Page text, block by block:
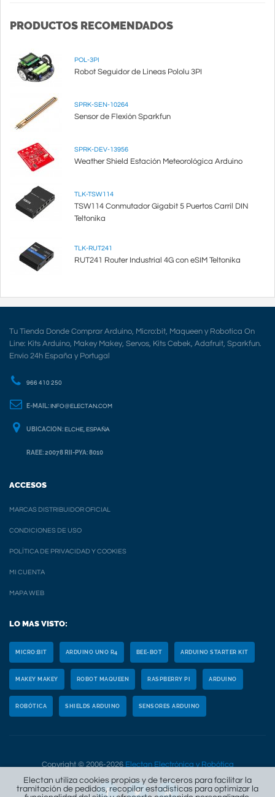
PRODUCTOS RECOMENDADOS
POL-3PI
Robot Seguidor de Lineas Pololu 3PI
SPRK-SEN-10264
Sensor de Flexión Sparkfun
SPRK-DEV-13956
Weather Shield Estación Meteorológica Arduino
TLK-TSW114
TSW114 Conmutador Gigabit 5 Puertos Carril DIN
Teltonika
TLK-RUT241
RUT241 Router Industrial 4G con eSIM Teltonika
Tu Tienda Donde Comprar Arduino, Micro:bit, Maqueen y Robotica On
Line: Kits Arduino, Makey Makey, Servos, Kits Cebek, Adafruit, Sparkfun.
Envio 24h España y Portugal
966 410 250
E-MAIL: INFO@ELECTAN.COM
UBICACION: ELCHE, ESPAÑA
RAEE: 20078 RII-PYA: 8010
ACCESOS
MARCAS DISTRIBUIDOR OFICIAL
CONDICIONES DE USO
POLÍTICA DE PRIVACIDAD Y COOKIES
MI CUENTA
MAPA WEB
LO MAS VISTO:
MICRO:BIT ARDUINO UNO R4 BEE-BOT ARDUINO STARTER KIT
MAKEY MAKEY ROBOT MAQUEEN RASPBERRY PI ARDUINO
ROBÓTICA SHIELDS ARDUINO SENSORES ARDUINO
Copyright © 2006-2026 Electan Electrónica y Robótica
Electan utiliza cookies propias y de terceros para facilitar la
tramitación de pedidos, recopilar estadísticas para optimizar la